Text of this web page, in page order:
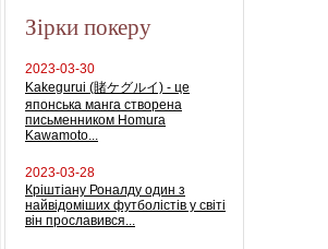
Зірки покеру
2023-03-30
Kakegurui (賭ケグルイ) - це
японська манга створена
письменником Homura
Kawamoto...
2023-03-28
Кріштіану Роналду один з
найвідоміших футболістів у світі
він прославився...